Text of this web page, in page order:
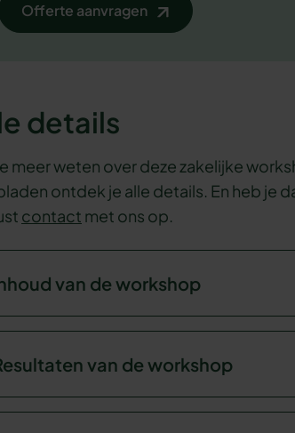
Offerte aanvragen
details
meer weten over deze zakelijke
ontdek je alle details. En heb je
contact met ons op.
van de workshop
van de workshop